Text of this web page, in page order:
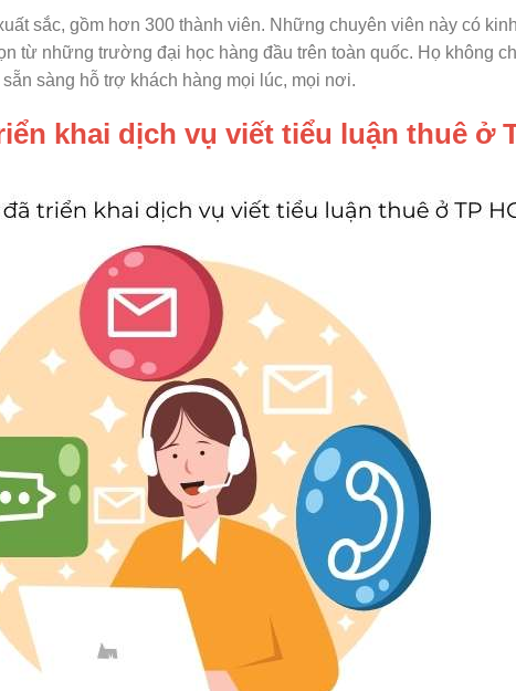
sắc, gồm hơn 300 thành viên. Những chuyên viên này có
từ những trường đại học hàng đầu trên toàn quốc. Họ không
sàng hỗ trợ khách hàng mọi lúc, mọi nơi.
khai dịch vụ viết tiểu luận thuê ở